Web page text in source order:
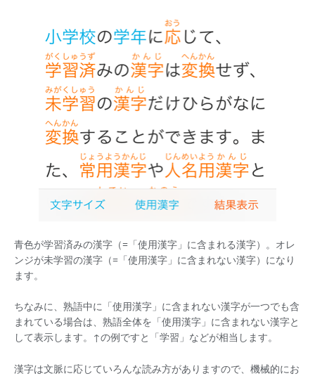
青色が学習済みの漢字（=「使用漢字」に含まれる漢字）。オレ
ンジが未学習の漢字（=「使用漢字」に含まれない漢字）になり
ます。
ちなみに、熟語中に「使用漢字」に含まれない漢字が一つでも含
まれている場合は、熟語全体を「使用漢字」に含まれない漢字と
して表示します。↑の例ですと「学習」などが相当します。
漢字は文脈に応じていろんな読み方がありますので、機械的にお